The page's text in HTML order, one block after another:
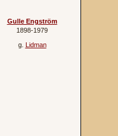
Gulle Engström
1898‐1979
g. Lidman